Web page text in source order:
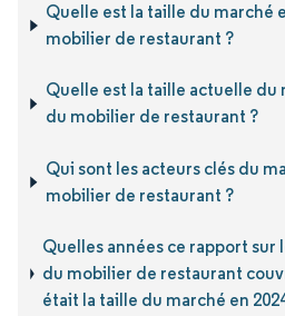
Quelle est la taille du marché
mobilier de restaurant ?
Quelle est la taille actuelle du
du mobilier de restaurant ?
Qui sont les acteurs clés du
mobilier de restaurant ?
Quelles années ce rapport sur
du mobilier de restaurant
était la taille du marché en